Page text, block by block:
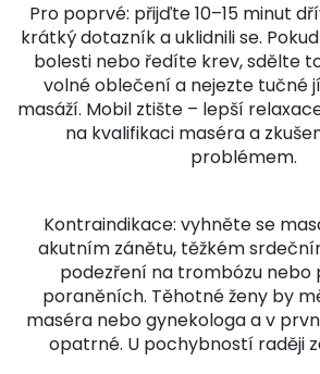
Pro poprvé: přijďte 10–15 minut
krátký dotazník a uklidnili se.
bolesti nebo ředíte krev, sdělte
volné oblečení a nejezte tučné
masáží. Mobil ztište – lepší
na kvalifikaci maséra a
problémem.
Kontraindikace: vyhněte se
akutním zánětu, těžkém
podezření na trombózu nebo
poraněních. Těhotné ženy by
maséra nebo gynekologa a v
opatrné. U pochybností raději